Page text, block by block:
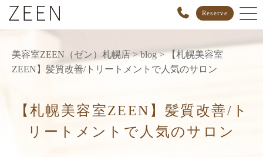
Reserve
美容室ZEEN（ゼン）札幌店>blog>【札幌美容室
ZEEN】髪質改善/トリートメントで人気のサロン
【札幌美容室ZEEN】髪質改善/ト
リートメントで人気のサロン